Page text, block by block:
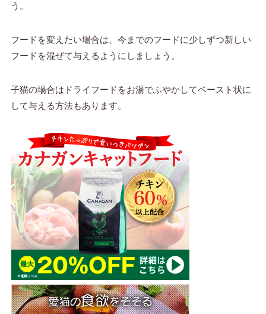
う。
フードを変えたい場合は、今までのフードに少しずつ新しい
フードを混ぜて与えるようにしましょう。
子猫の場合はドライフードをお湯でふやかしてペースト状に
して与える方法もあります。